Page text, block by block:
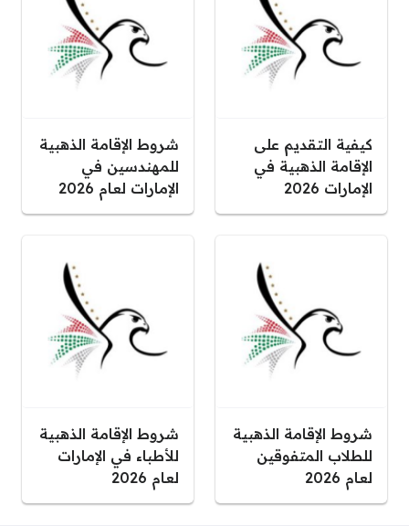
كيفية التقديم على
الإقامة الذهبية في
الإمارات 2026
شروط الإقامة الذهبية
للمهندسين في
الإمارات لعام 2026
شروط الإقامة الذهبية
للطلاب المتفوقين
لعام 2026
شروط الإقامة الذهبية
للأطباء في الإمارات
لعام 2026